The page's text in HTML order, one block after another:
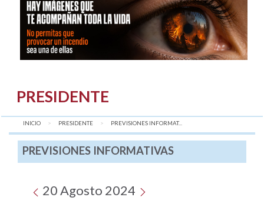
PRESIDENTE
INICIO PRESIDENTE AQUÍ:
PREVISIONES INFORMAT...
PREVISIONES INFORMATIVAS
20 Agosto 2024